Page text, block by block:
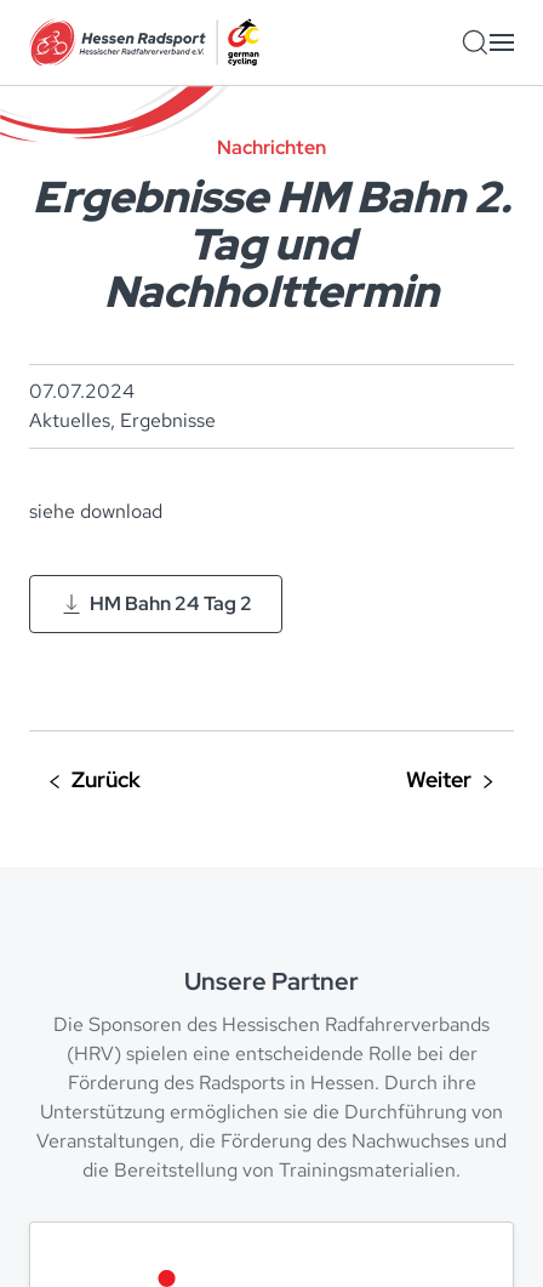
Zum Hauptinhalt springen
Nachrichten
Ergebnisse HM Bahn 2.
Tag und
Nachholttermin
07.07.2024
Aktuelles, Ergebnisse
siehe download
HM Bahn 24 Tag 2
Unsere Partner
Die Sponsoren des Hessischen Radfahrerverbands
(HRV) spielen eine entscheidende Rolle bei der
Förderung des Radsports in Hessen. Durch ihre
Unterstützung ermöglichen sie die Durchführung von
Veranstaltungen, die Förderung des Nachwuchses und
die Bereitstellung von Trainingsmaterialien.